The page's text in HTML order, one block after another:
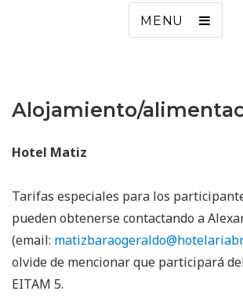
MENU
Alojamiento/
Hotel Matiz
Tarifas especiales para los
pueden obtenerse contactando a
(email:
olvide de mencionar que participará
EITAM 5.